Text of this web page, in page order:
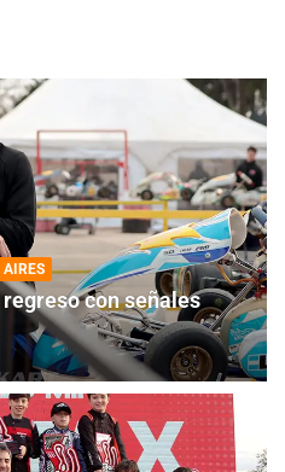
AIRES
regreso con señales